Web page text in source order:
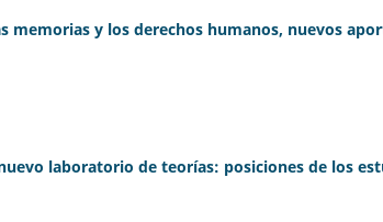
memorias y los derechos humanos, nuevos
laboratorio de teorías: posiciones de los